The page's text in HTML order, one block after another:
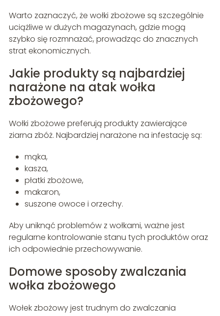
Warto zaznaczyć, że wołki zbożowe są szczególnie
uciążliwe w dużych magazynach, gdzie mogą
szybko się rozmnażać, prowadząc do znacznych
strat ekonomicznych.
Jakie produkty są najbardziej
narażone na atak wołka
zbożowego?
Wołki zbożowe preferują produkty zawierające
ziarna zbóż. Najbardziej narażone na infestację są:
mąka,
kasza,
płatki zbożowe,
makaron,
suszone owoce i orzechy.
Aby uniknąć problemów z wołkami, ważne jest
regularne kontrolowanie stanu tych produktów oraz
ich odpowiednie przechowywanie.
Domowe sposoby zwalczania
wołka zbożowego
Wołek zbożowy jest trudnym do zwalczania